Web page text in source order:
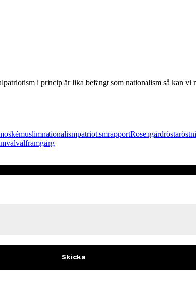
i princip är lika befängt som nationalism så kan
muslimnationalismpatriotismrapportRosengårdrösta
valvalframgång